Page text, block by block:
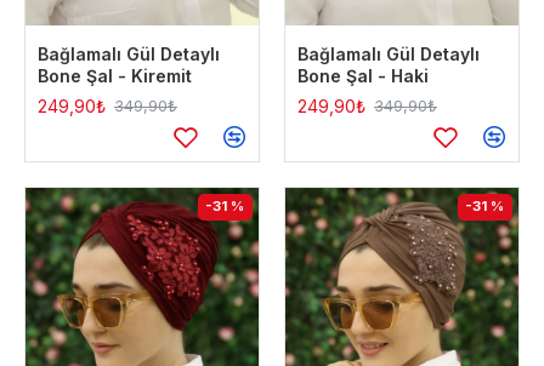
Bağlamalı Gül Detaylı
Bone Şal - Kiremit
249,90₺ 349,90₺
Bağlamalı Gül Detaylı
Bone Şal - Haki
249,90₺ 349,90₺
-31 % -31 %